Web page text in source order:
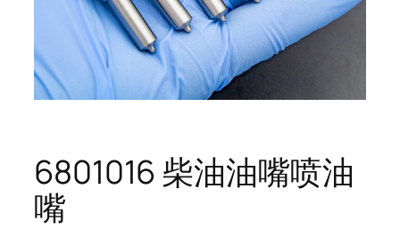
6801016 柴油油嘴喷油
嘴